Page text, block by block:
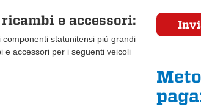
ricambi e accessori:
statunitensi più grandi
e accessori per i seguenti veicoli